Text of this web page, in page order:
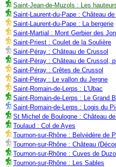
Saint-Jean-de-Muzols : Les
Saint-Laurent-du-Pape : Château
Saint-Laurent-du-Pape : La bergerie
Saint-Martial : Mont Gerbier des
Saint-Priest : Coulet de la Soulière
Saint-Péray : Château de Crussol
Saint-Péray : Château de Crussol,
Saint-Péray : Crêtes de Crussol
Saint-Péray : Le vallon du Jergne
Saint-Romain-de-Lerps : L'Ubac
Saint-Romain-de-Lerps : Le Grand
Saint-Romain-de-Lerps : Logis du
St Michel de Boulogne : Château
Toulaud : Col de Ayes
Tournon-sur-Rhône : Belvédère de
Tournon-sur-Rhône : Château
Tournon-sur-Rhône : Cuves de
Tournon-sur-Rhône : Les Sables